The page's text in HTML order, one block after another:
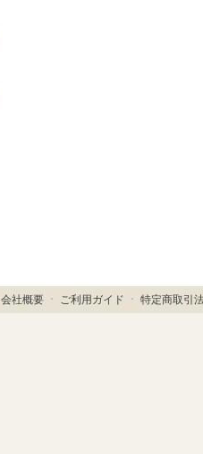
会社概要ㆍ ご利用ガイド ㆍ 特定商取引